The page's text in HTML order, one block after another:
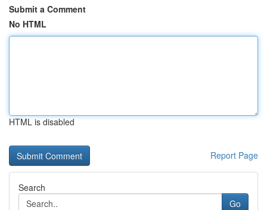
Submit a Comment
No HTML
HTML is disabled
Report Page
Search
Go